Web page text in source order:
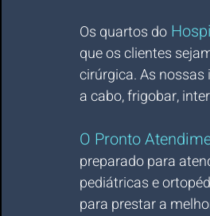
Os quartos do
que os clientes
cirúrgica. As
a cabo, frigobar,
O Pronto
preparado para
pediátricas e
para prestar a